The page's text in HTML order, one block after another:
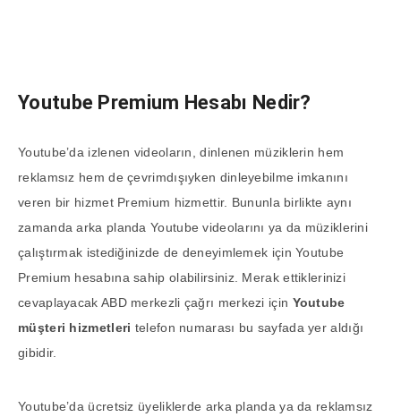
Youtube Premium Hesabı Nedir?
Youtube’da izlenen videoların, dinlenen müziklerin hem
reklamsız hem de çevrimdışıyken dinleyebilme imkanını
veren bir hizmet Premium hizmettir. Bununla birlikte aynı
zamanda arka planda Youtube videolarını ya da müziklerini
çalıştırmak istediğinizde de deneyimlemek için Youtube
Premium hesabına sahip olabilirsiniz. Merak ettiklerinizi
cevaplayacak ABD merkezli çağrı merkezi için Youtube
müşteri hizmetleri telefon numarası bu sayfada yer aldığı
gibidir.
Youtube’da ücretsiz üyeliklerde arka planda ya da reklamsız